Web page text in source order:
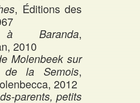
, Éditions des
Baranda,
2010
Molenbeek sur
la Semois,
2012
parents, petits